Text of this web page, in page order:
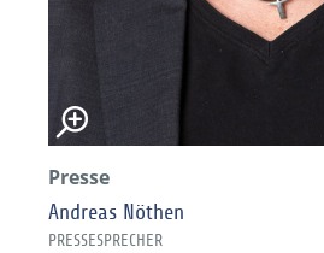
Presse
Andreas Nöthen
PRESSESPRECHER